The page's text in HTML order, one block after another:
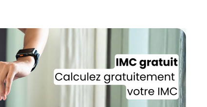
des courriels pour mesurer et
performances des campagnes.
pourrons savoir si vous ouvrez les
l'heure à laquelle vous le faites
des informations sur le terminal
utilisez. Pour en savoir plus sur ces
voir notrepolitique de
Je reçois mon cadeau !